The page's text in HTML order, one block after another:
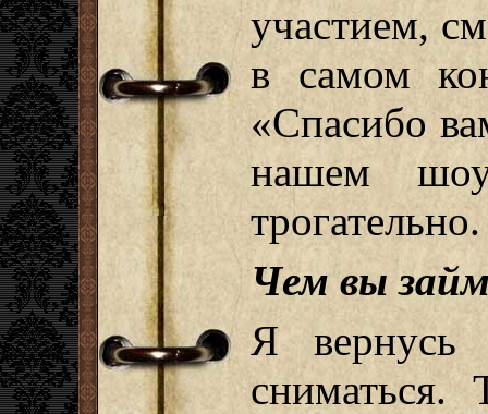
участием,
в самом
«Спасибо
нашем
трогательно.
Чем вы
Я
сниматься.